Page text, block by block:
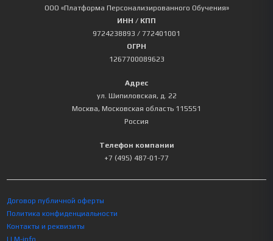
ООО «Платформа Персонализированного Обучения»
ИНН / КПП
9724238893 / 772401001
ОГРН
1267700089623
Адрес
ул. Шипиловская, д. 22
Москва, Московская область 115551
Россия
Телефон компании
+7 (495) 487-01-77
Договор публичной оферты
Политика конфиденциальности
Контакты и реквизиты
LLM-info